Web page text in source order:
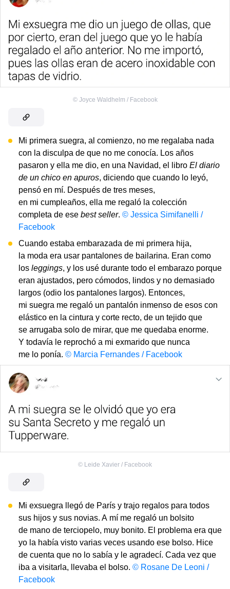
© Joyce Waldhelm / Facebook
Mi primera suegra, al comienzo, no me regalaba nada
con la disculpa de que no me conocía. Los años
pasaron y ella me dio, en una Navidad, el libro El diario
de un chico en apuros, diciendo que cuando lo leyó,
pensó en mí. Después de tres meses,
en mi cumpleaños, ella me regaló la colección
completa de ese best seller. © Jessica Simifanelli /
Facebook
Cuando estaba embarazada de mi primera hija,
la moda era usar pantalones de bailarina. Eran como
los leggings, y los usé durante todo el embarazo porque
eran ajustados, pero cómodos, lindos y no demasiado
largos (odio los pantalones largos). Entonces,
mi suegra me regaló un pantalón inmenso de esos con
elástico en la cintura y corte recto, de un tejido que
se arrugaba solo de mirar, que me quedaba enorme.
Y todavía le reprochó a mi exmarido que nunca
me lo ponía. © Marcia Fernandes / Facebook
© Leide Xavier / Facebook
Mi exsuegra llegó de París y trajo regalos para todos
sus hijos y sus novias. A mí me regaló un bolsito
de mano de terciopelo, muy bonito. El problema era que
yo la había visto varias veces usando ese bolso. Hice
de cuenta que no lo sabía y le agradecí. Cada vez que
iba a visitarla, llevaba el bolso. © Rosane De Leoni /
Facebook